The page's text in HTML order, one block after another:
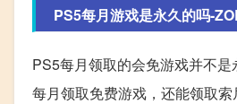
PS5每月游戏是永久的吗-
PS5每月领取的会免游戏并不
每月领取免费游戏，还能领取索